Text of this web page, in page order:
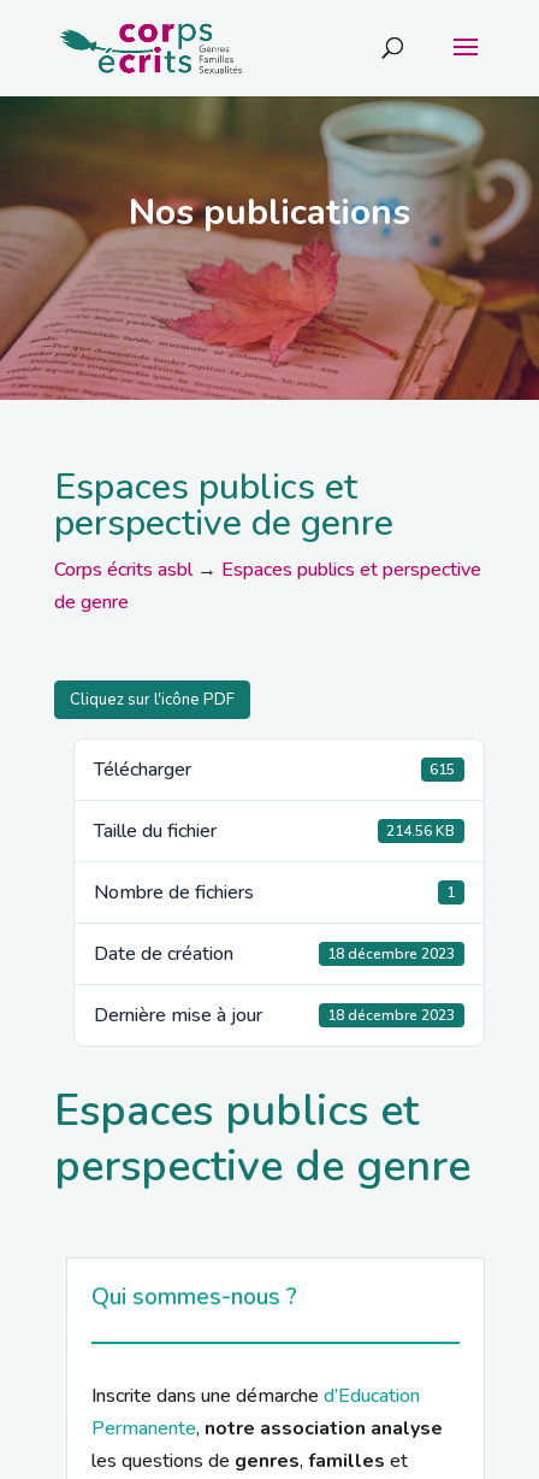
Nos publications
Espaces publics et
perspective de genre
Corps écrits asbl→ Espaces publics et perspective
de genre
Cliquez sur l'icône PDF
Télécharger 615
Taille du fichier 214.56 KB
Nombre de fichiers 1
Date de création 18 décembre 2023
Dernière mise à jour 18 décembre 2023
Espaces publics et
perspective de genre
Qui sommes-nous ?
Inscrite dans une démarche d’Education
Permanente, notre association analyse
les questions de genres,familles et